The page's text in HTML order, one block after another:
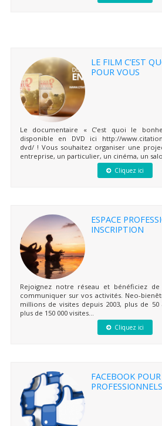
LE FILM C’EST
POUR VOUS
Le documentaire « C’est quoi le
disponible en DVD ici http://
dvd/ ! Vous souhaitez organiser une
entreprise, un particulier, un cinéma, un
Cliquez ici
ESPACE
INSCRIPTION
Rejoignez notre réseau et bénéficiez
communiquer sur vos activités. Neo-
millions de visites depuis 2003, plus de 50
plus de 150 000 visites...
Cliquez ici
FACEBOOK